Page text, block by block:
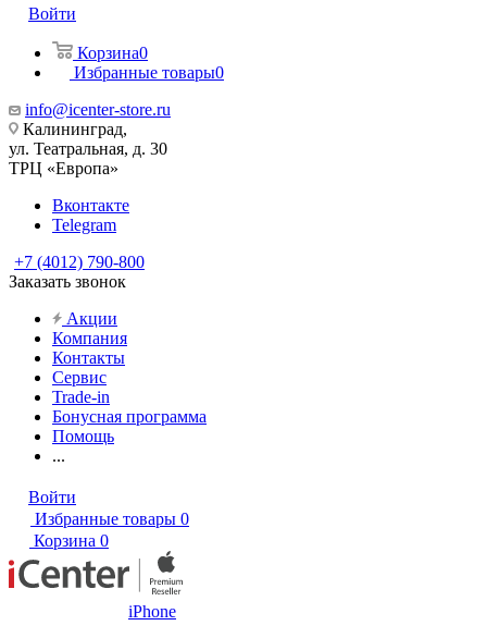
Войти
Корзина0
Избранные товары0
info@icenter-store.ru
Калининград,
ул. Театральная, д. 30
ТРЦ «Европа»
Вконтакте
Telegram
+7 (4012) 790-800
Заказать звонок
Акции
Компания
Контакты
Сервис
Trade-in
Бонусная программа
Помощь
...
Войти
Избранные товары 0
Корзина 0
iPhone